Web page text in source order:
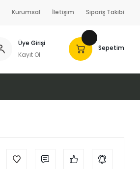
Kurumsal İletişim Sipariş Takibi
Üye Girişi
Kayıt Ol
Sepetim